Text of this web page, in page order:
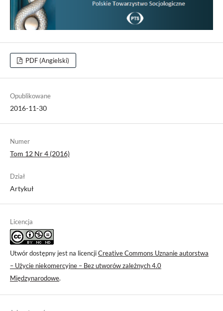
PDF (Angielski)
Opublikowane
2016-11-30
Numer
Tom 12 Nr 4 (2016)
Dział
Artykuł
Licencja
Utwór dostępny jest na licencjiCreative Commons Uznanie autorstwa
– Użycie niekomercyjne – Bez utworów zależnych 4.0
Międzynarodowe.